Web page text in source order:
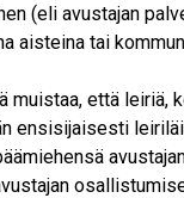
(eli avustajan
aisteina tai
muistaa, että leiriä,
ensisijaisesti